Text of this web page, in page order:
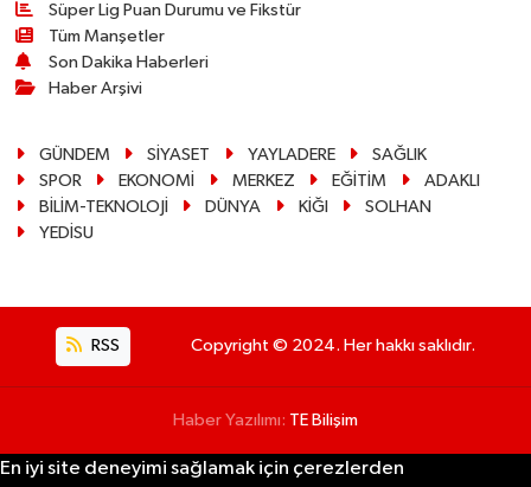
Süper Lig Puan Durumu ve Fikstür
Tüm Manşetler
Son Dakika Haberleri
Haber Arşivi
GÜNDEM SİYASET YAYLADERE
SAĞLIK
SPOR
EKONOMİ MERKEZ EĞİTİM
ADAKLI
BİLİM-TEKNOLOJİ
DÜNYA KİĞI
SOLHAN
YEDİSU
RSS Copyright © 2024. Her hakkı saklıdır.
Haber Yazılımı: TE Bilişim
En iyi site deneyimi sağlamak için çerezlerden